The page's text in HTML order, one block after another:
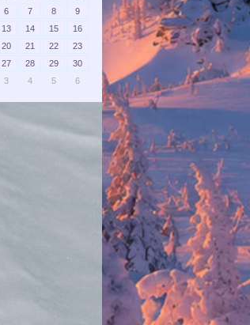
6 7 8
9
13 14 15
16
20 21 22
23
27 28 29
30
3 4 5 6